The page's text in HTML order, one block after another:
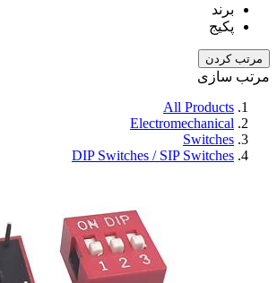
برند
پکیج
مرتب کردن
مرتب سازی
All Products
Electromechanical
Switches
DIP Switches / SIP Switches